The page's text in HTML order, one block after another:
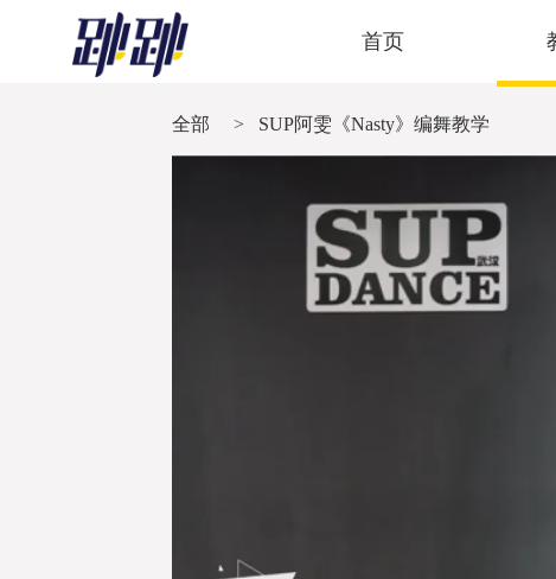
首页
全部 > SUP阿雯《Nasty》编舞教学